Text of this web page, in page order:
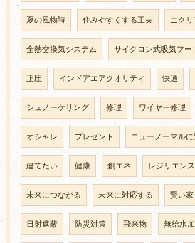
夏の風物詩 住みやすくする工夫 エクリ
全熱交換気システム サイクロン式吸気フー
正圧 インドアエアクオリティ 快適
シュノーケリング 修理 ワイヤー修理
オシャレ プレゼント ニューノーマル
建てたい 健康 創エネ レジリエンス
未来につながる 未来に対応する 賢い家
日射遮蔽 防災対策 飛来物 無給水